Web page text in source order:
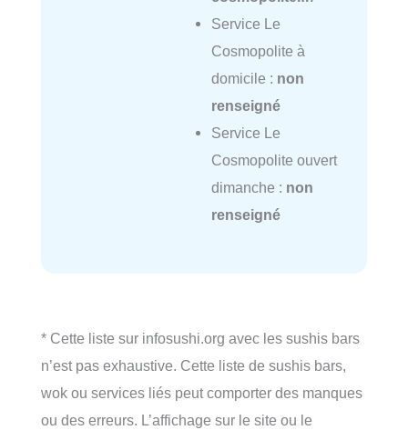
Service Le
Cosmopolite à
domicile : non
renseigné
Service Le
Cosmopolite ouvert
dimanche : non
renseigné
* Cette liste sur infosushi.org avec les sushis bars
n’est pas exhaustive. Cette liste de sushis bars,
wok ou services liés peut comporter des manques
ou des erreurs. L’affichage sur le site ou le